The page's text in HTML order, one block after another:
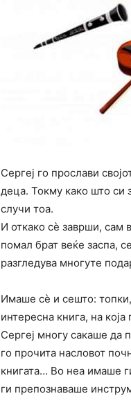
Сергеј го прослави
деца. Токму како што си
случи тоа.
И откако сѐ заврши, сам
помал брат веќе заспа,
разгледува многуте
Имаше сѐ и сешто:
интересна книга, на
Сергеј многу сакаше да
го прочита насловот
книгата… Во неа имаше
ги препознаваше